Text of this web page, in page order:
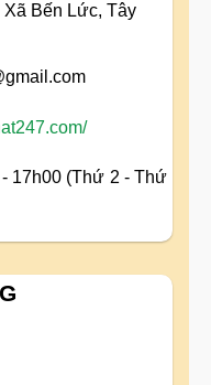
Xã Bến Lức, Tây
17h00 (Thứ 2 - Thứ